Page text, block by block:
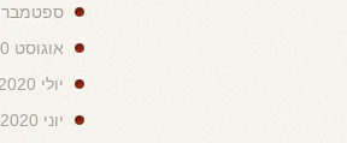
ספטמבר 2020
אוגוסט 2020
יולי 2020
יוני 2020